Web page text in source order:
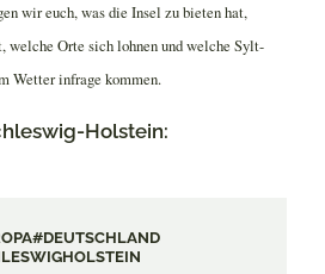
wir euch, was die Insel zu bieten hat,
welche Orte sich lohnen und welche Sylt-
Wetter infrage kommen.
Holstein:
#DEUTSCHLAND